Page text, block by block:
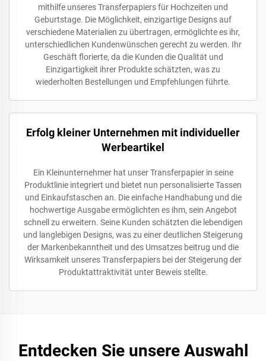
mithilfe unseres Transferpapiers für Hochzeiten und
Geburtstage. Die Möglichkeit, einzigartige Designs auf
verschiedene Materialien zu übertragen, ermöglichte es ihr,
unterschiedlichen Kundenwünschen gerecht zu werden. Ihr
Geschäft florierte, da die Kunden die Qualität und
Einzigartigkeit ihrer Produkte schätzten, was zu
wiederholten Bestellungen und Empfehlungen führte.
Erfolg kleiner Unternehmen mit individueller
Werbeartikel
Ein Kleinunternehmer hat unser Transferpapier in seine
Produktlinie integriert und bietet nun personalisierte Tassen
und Einkaufstaschen an. Die einfache Handhabung und die
hochwertige Ausgabe ermöglichten es ihm, sein Angebot
schnell zu erweitern. Seine Kunden schätzten die lebendigen
und langlebigen Designs, was zu einer deutlichen Steigerung
der Markenbekanntheit und des Umsatzes beitrug und die
Wirksamkeit unseres Transferpapiers bei der Steigerung der
Produktattraktivität unter Beweis stellte.
Entdecken Sie unsere Auswahl